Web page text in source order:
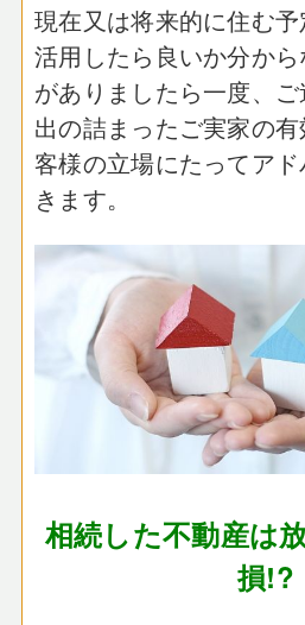
現在又は将来的に住む
活用したら良いか分から
がありましたら一度、ご
出の詰まったご実家の
客様の立場にたってア
きます。
相続した不動産は
損!?